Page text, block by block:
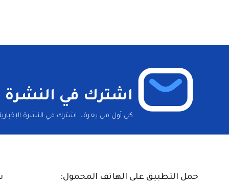
اشترك في النشرة
كن أول من يعرف. اشترك في النشرة الإخبارية
حمل التطبيق على الهاتف المحمول: